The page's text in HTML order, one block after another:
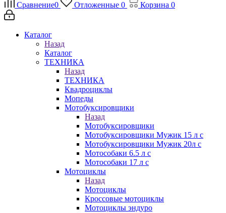
Сравнение0 Отложенные 0 Корзина 0
Каталог
Назад
Каталог
ТЕХНИКА
Назад
ТЕХНИКА
Квадроциклы
Мопеды
Мотобуксировщики
Назад
Мотобуксировщики
Мотобуксировщики Мужик 15 л с
Мотобуксировщики Мужик 20л с
Мотособаки 6.5 л с
Мотособаки 17 л с
Мотоциклы
Назад
Мотоциклы
Кроссовые мотоциклы
Мотоциклы эндуро